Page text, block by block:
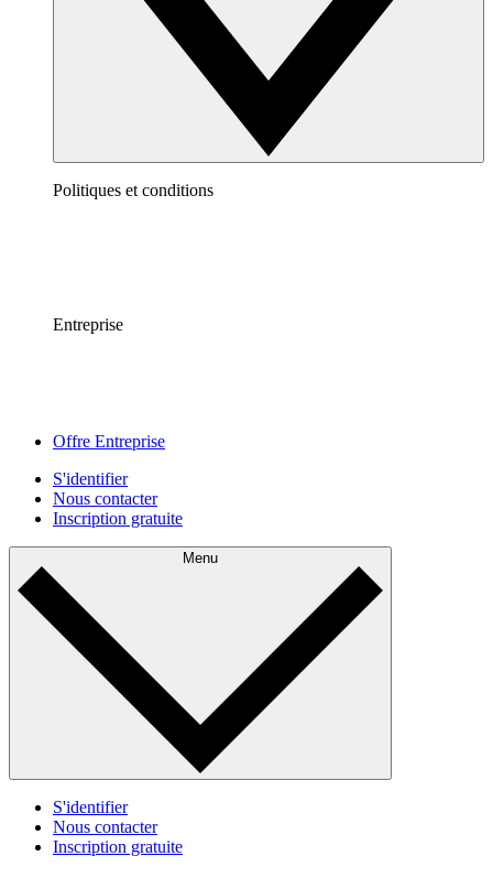
Politiques et conditions
Entreprise
Offre Entreprise
S'identifier
Nous contacter
Inscription gratuite
Menu
S'identifier
Nous contacter
Inscription gratuite